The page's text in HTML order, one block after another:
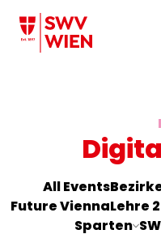
Zum Hauptinhalt
All Events
Future ViennaLehre
Sparten